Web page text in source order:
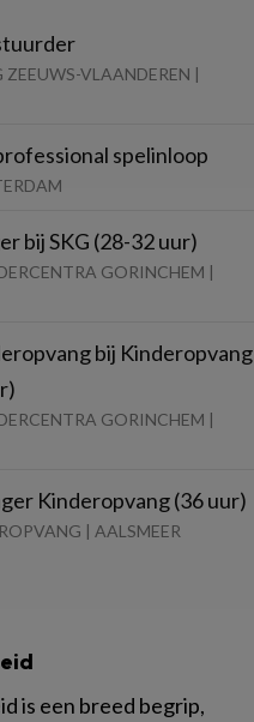
VLAANDEREN |
spelinloop
bij SKG (28-32 uur)
GORINCHEM |
bij Kinderopvang
GORINCHEM |
Kinderopvang (36 uur)
| AALSMEER
is een breed begrip,